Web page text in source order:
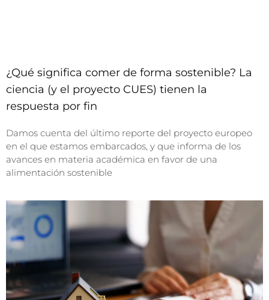
¿Qué significa comer de forma sostenible? La
ciencia (y el proyecto CUES) tienen la
respuesta por fin
Damos cuenta del último reporte del proyecto europeo
en el que estamos embarcados, y que informa de los
avances en materia académica en favor de una
alimentación sostenible